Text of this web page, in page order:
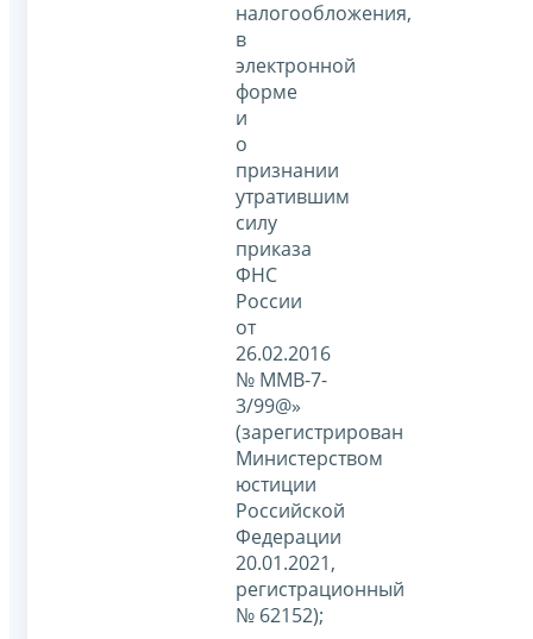
налогообложения,
в
электронной
форме
и
о
признании
утратившим
силу
приказа
ФНС
России
от
26.02.2016
№ ММВ-7-
3/99@»
(зарегистрирован
Министерством
юстиции
Российской
Федерации
20.01.2021,
регистрационный
№ 62152);